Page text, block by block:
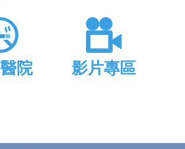
院 影片專區